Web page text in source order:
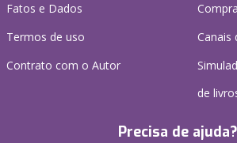
Fatos e Dados
Termos de uso
Contrato com o Autor
Canais
de
Precisa de ajuda?